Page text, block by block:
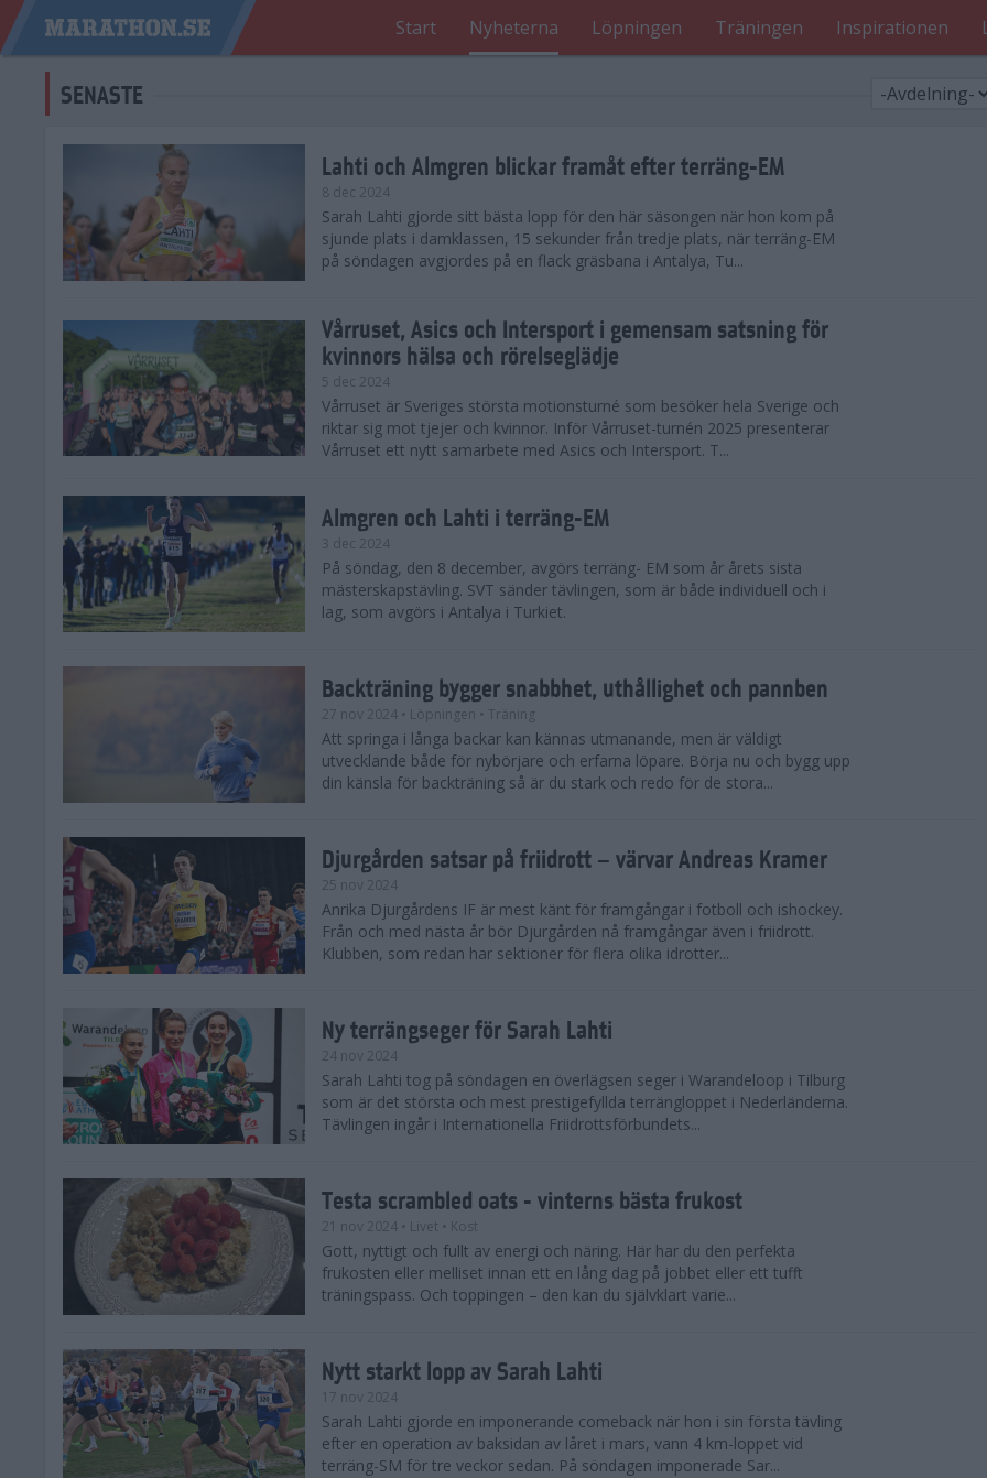
Start Nyheterna Löpningen Träningen Inspirationen
SENASTE
Lahti och Almgren blickar framåt efter terräng-EM
8 dec 2024
Sarah Lahti gjorde sitt bästa lopp för den här säsongen när hon kom på
sjunde plats i damklassen, 15 sekunder från tredje plats, när terräng-EM
på söndagen avgjordes på en flack gräsbana i Antalya, Tu...
Vårruset, Asics och Intersport i gemensam satsning för
kvinnors hälsa och rörelseglädje
5 dec 2024
Vårruset är Sveriges största motionsturné som besöker hela Sverige och
riktar sig mot tjejer och kvinnor. Inför Vårruset-turnén 2025 presenterar
Vårruset ett nytt samarbete med Asics och Intersport. T...
Almgren och Lahti i terräng-EM
3 dec 2024
På söndag, den 8 december, avgörs terräng- EM som år årets sista
mästerskapstävling. SVT sänder tävlingen, som är både individuell och i
lag, som avgörs i Antalya i Turkiet.
Backträning bygger snabbhet, uthållighet och pannben
27 nov 2024 • Löpningen • Träning
Att springa i långa backar kan kännas utmanande, men är väldigt
utvecklande både för nybörjare och erfarna löpare. Börja nu och bygg upp
din känsla för backträning så är du stark och redo för de stora...
Djurgården satsar på friidrott – värvar Andreas Kramer
25 nov 2024
Anrika Djurgårdens IF är mest känt för framgångar i fotboll och ishockey.
Från och med nästa år bör Djurgården nå framgångar även i friidrott.
Klubben, som redan har sektioner för flera olika idrotter...
Ny terrängseger för Sarah Lahti
24 nov 2024
Sarah Lahti tog på söndagen en överlägsen seger i Warandeloop i Tilburg
som är det största och mest prestigefyllda terrängloppet i Nederländerna.
Tävlingen ingår i Internationella Friidrottsförbundets...
Testa scrambled oats - vinterns bästa frukost
21 nov 2024 • Livet • Kost
Gott, nyttigt och fullt av energi och näring. Här har du den perfekta
frukosten eller melliset innan ett en lång dag på jobbet eller ett tufft
träningspass. Och toppingen – den kan du självklart varie...
Nytt starkt lopp av Sarah Lahti
17 nov 2024
Sarah Lahti gjorde en imponerande comeback när hon i sin första tävling
efter en operation av baksidan av låret i mars, vann 4 km-loppet vid
terräng-SM för tre veckor sedan. På söndagen imponerade Sar...